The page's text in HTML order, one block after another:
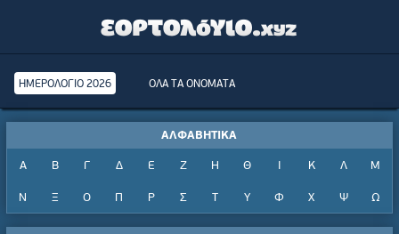
ΗΜΕΡΟΛΟΓΙΟ 2026 ΟΛΑ ΤΑ ΟΝΟΜΑΤΑ
ΑΛΦΑΒΗΤΙΚΑ
Α Β Γ Δ Ε Ζ Η Θ Κ Λ Μ
Ν Ξ Ο Π Ρ Σ Τ Υ Φ Χ Ψ Ω